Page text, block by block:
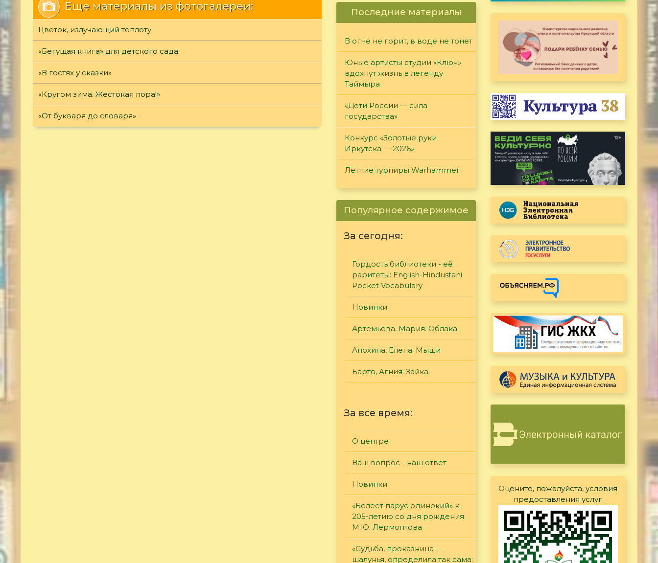
Еще материалы из фотогалереи:
Цветок, излучающий теплоту
«Бегущая книга» для детского сада
«В гостях у сказки»
«Кругом зима. Жестокая пора!»
«От букваря до словаря»
Последние материалы
В огне не горит, в воде не тонет
Юные артисты студии «Ключ»
вдохнут жизнь в легенду
Таймыра
«Дети России — сила
государства»
Конкурс «Золотые руки
Иркутска — 2026»
Летние турниры Warhammer
Популярное содержимое
За сегодня:
Гордость библиотеки - её
раритеты: English-Hindustani
Pocket Vocabulary
Новинки
Артемьева, Мария. Облака
Анохина, Елена. Мыши
Барто, Агния. Зайка
За все время:
О центре
Ваш вопрос - наш ответ
Новинки
«Белеет парус одинокий» к
205-летию со дня рождения
М.Ю. Лермонтова
«Судьба, проказница —
шалунья, определила так сама:
Оцените, пожалуйста, условия
предоставления услуг